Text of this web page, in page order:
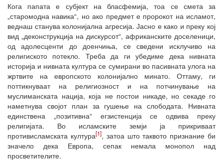
Кога папата е субјект на бласфемија, тоа се смета за
„старомодна навика“, но ако предмет е пророкот на исламот,
веднаш станува колонијална агресија. Јасно е како и преку кој
вид „деконструкција на дискурсот“, африканските доселеници,
од адолесценти до доенчиња, се сведени исклучиво на
религиското потекло. Треба да ги убедиме дека нивната
историја и нивната култура се сумирани во пасивната улога на
жртвите на европското колонијално минато. Оттаму, ги
поттикнуваат на религиозност и на потчинување на
муслиманската нација, која не постои никаде, но секаде го
наметнува својот план за гушење на слободата. Нивната
единствена „позитивна“ егзистенција се одвива преку
религијата. Во исламските земји ја прикриваат
противисламската култура[1], затоа што таквото признание би
значело дека Европа, сепак немала монопол над
просветителите.